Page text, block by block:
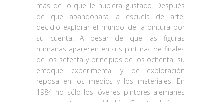
más de lo que le hubiera gustado. Después
de que abandonara la escuela de arte,
decidió explorar el mundo de la pintura por
su cuenta. A pesar de que las figuras
humanas aparecen en sus pinturas de finales
de los setenta y principios de los ochenta, su
enfoque experimental y de exploración
reposa en los medios y los materiales. En
1984 no sólo los jóvenes pintores alemanes